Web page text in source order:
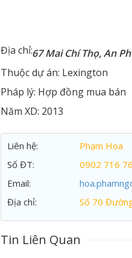
Địa chỉ:67 Mai Chí Thọ, An
Thuộc dự án: Lexington
Pháp lý: Hợp đồng mua bán
Năm XD: 2013
Liên hệ:
Phạm Hoa
Số ĐT:
0902 716
Email:
Địa chỉ:
Số 70
Tin Liên Quan